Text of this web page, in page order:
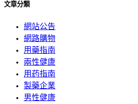
文章分類
網站公告
網路購物
用藥指南
兩性健康
用药指南
製藥企業
男性健康